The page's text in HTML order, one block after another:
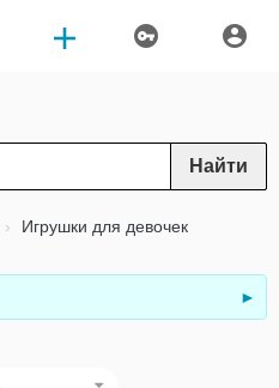
Найти
Игрушки для девочек
►